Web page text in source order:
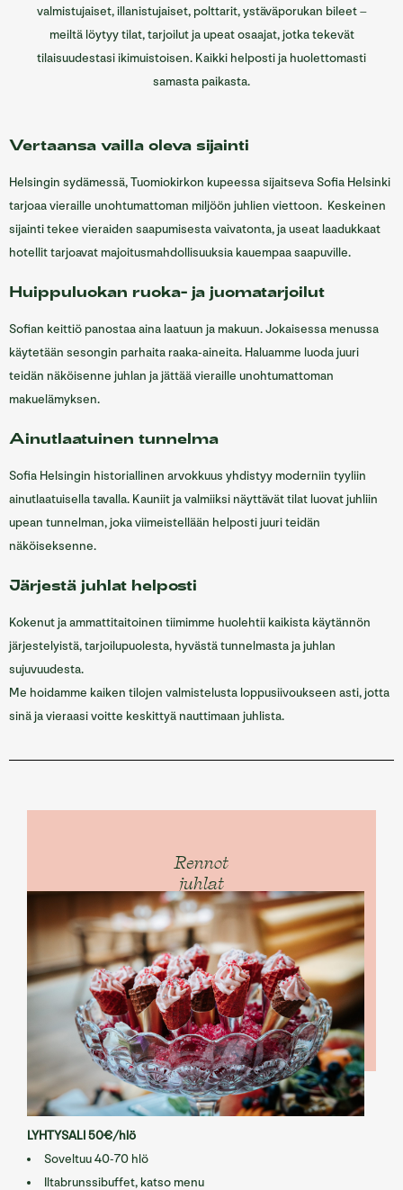
valmistujaiset, illanistujaiset, polttarit, ystäväporukan bileet –
meiltä löytyy tilat, tarjoilut ja upeat osaajat, jotka tekevät
tilaisuudestasi ikimuistoisen. Kaikki helposti ja huolettomasti
samasta paikasta.
Vertaansa vailla oleva sijainti
Helsingin sydämessä, Tuomiokirkon kupeessa sijaitseva Sofia Helsinki
tarjoaa vieraille unohtumattoman miljöön juhlien viettoon. Keskeinen
sijainti tekee vieraiden saapumisesta vaivatonta, ja useat laadukkaat
hotellit tarjoavat majoitusmahdollisuuksia kauempaa saapuville.
Huippuluokan ruoka- ja juomatarjoilut
Sofian keittiö panostaa aina laatuun ja makuun. Jokaisessa menussa
käytetään sesongin parhaita raaka-aineita. Haluamme luoda juuri
teidän näköisenne juhlan ja jättää vieraille unohtumattoman
makuelämyksen.
Ainutlaatuinen tunnelma
Sofia Helsingin historiallinen arvokkuus yhdistyy moderniin tyyliin
ainutlaatuisella tavalla. Kauniit ja valmiiksi näyttävät tilat luovat juhliin
upean tunnelman, joka viimeistellään helposti juuri teidän
näköiseksenne.
Järjestä juhlat helposti
Kokenut ja ammattitaitoinen tiimimme huolehtii kaikista käytännön
järjestelyistä, tarjoilupuolesta, hyvästä tunnelmasta ja juhlan
sujuvuudesta.
Me hoidamme kaiken tilojen valmistelusta loppusiivoukseen asti, jotta
sinä ja vieraasi voitte keskittyä nauttimaan juhlista.
Rennot
juhlat
LYHTYSALI 50€/hlö
Soveltuu 40-70 hlö
Iltabrunssibuffet, katso menu